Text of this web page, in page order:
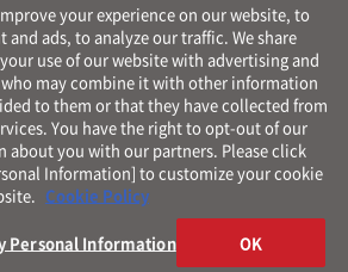
your experience on our website, to
and ads, to analyze our traffic. We share
use of our website with advertising and
may combine it with other information
to them or that they have collected from
You have the right to opt-out of our
about you with our partners. Please click
Information] to customize your cookie
Cookie Policy
Personal Information OK